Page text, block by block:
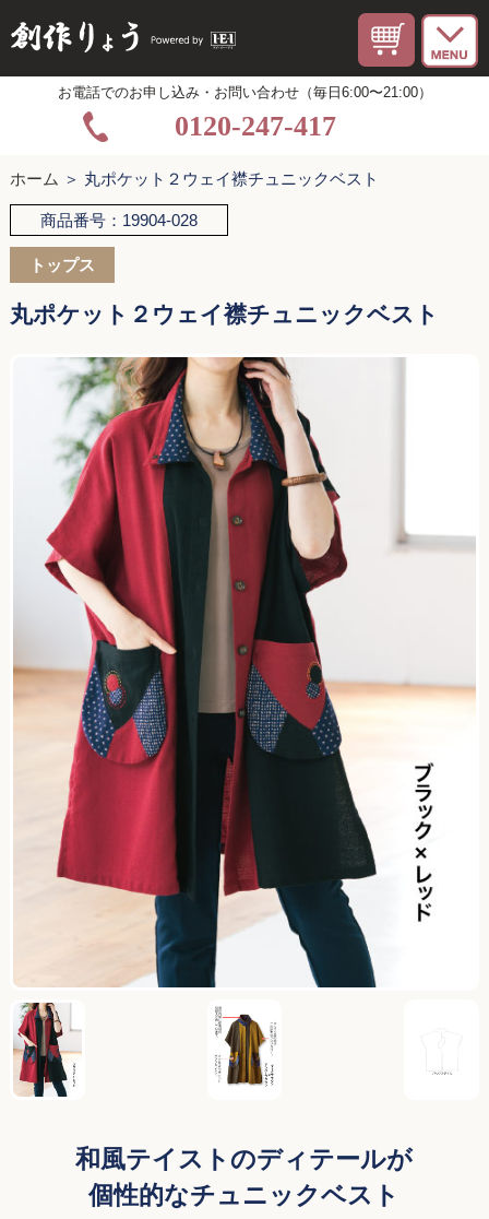
お電話でのお申し込み・お問い合わせ（毎日6:00〜21:00）
0120-247-417
ホーム ＞ 丸ポケット２ウェイ襟チュニックベスト
商品番号：19904-028
トップス
丸ポケット２ウェイ襟チュニックベスト
和風テイストのディテールが
個性的なチュニックベスト